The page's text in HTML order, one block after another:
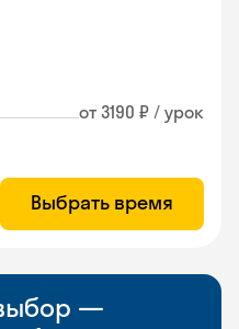
от 3190 ₽ / урок
Выбрать время
—